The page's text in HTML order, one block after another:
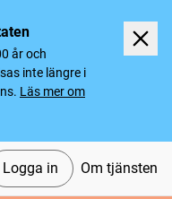
år och
inte längre i
Läs mer om
Logga in Om tjänsten